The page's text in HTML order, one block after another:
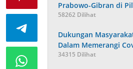
Prabowo-Gibran di
58262 Dilihat
Dukungan
Dalam Memerangi
34315 Dilihat